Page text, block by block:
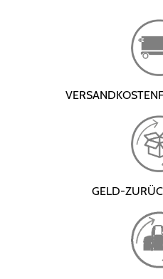
GELD-